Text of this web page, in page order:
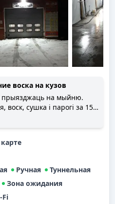
воска на кузов
на мыйню.
воск, сушка і парогі за 15
2021).
Ручная
Туннельная
Зона ожидания
Fi